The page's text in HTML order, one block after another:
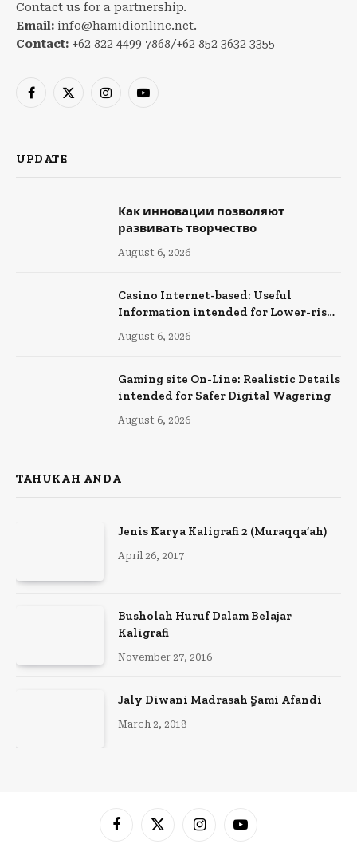
Contact us for a partnership.
Email: info@hamidionline.net.
Contact: +62 822 4499 7868/+62 852 3632 3355
Facebook
X
InstagramYouTube
UPDATE
Как инновации позволяют
развивать творчество
August 6, 2026
Casino Internet-based: Useful
Information intended for Lower-risk
Online Wagering
August 6, 2026
Gaming site On-Line: Realistic Details
intended for Safer Digital Wagering
August 6, 2026
TAHUKAH ANDA
Jenis Karya Kaligrafi 2 (Muraqqa’ah)
April 26, 2017
Busholah Huruf Dalam Belajar
Kaligrafi
November 27, 2016
Jaly Diwani Madrasah ٍSami Afandi
March 2, 2018
Facebook
X
InstagramYouTube